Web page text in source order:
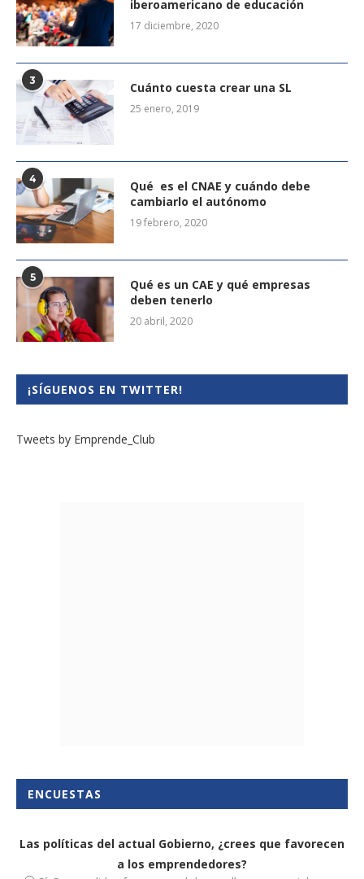
iberoamericano de educación
17 diciembre, 2020
3 Cuánto cuesta crear una SL
25 enero, 2019
4
Qué es el CNAE y cuándo debe
cambiarlo el autónomo
19 febrero, 2020
5
Qué es un CAE y qué empresas
deben tenerlo
20 abril, 2020
¡SÍGUENOS EN TWITTER!
Tweets by Emprende_Club
ENCUESTAS
Las políticas del actual Gobierno, ¿crees que favorecen
a los emprendedores?